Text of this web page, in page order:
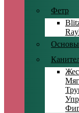
Фетр